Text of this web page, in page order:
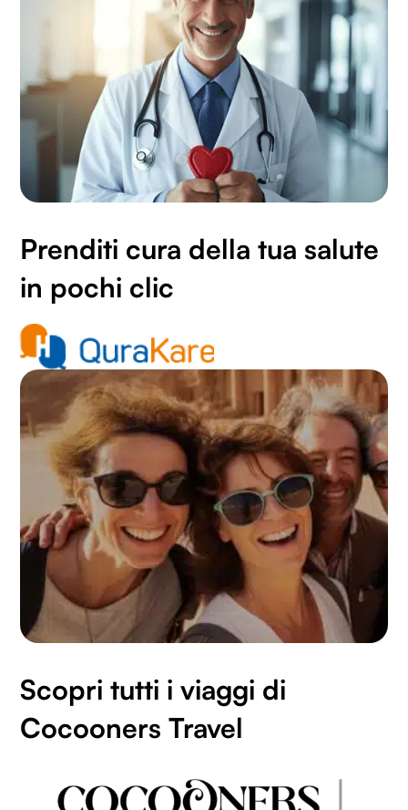
Utilizziamo i cookie per personalizzare contenuti ed
annunci, per fornire funzionalità dei social media e per
analizzare il nostro traffico. Condividiamo inoltre
informazioni sul modo in cui utilizzi il nostro sito con i
nostri partner che si occupano di analisi dei dati web,
pubblicità e social media, i quali potrebbero combinarle
con altre informazioni che hai fornito loro o che hanno
raccolto dal tuo utilizzo dei loro servizi.
Prenditi cura della tua salute
in pochi clic
Scopri tutti i viaggi di
Cocooners Travel